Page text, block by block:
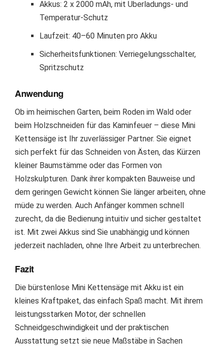
Akkus: 2 x 2000 mAh, mit Überladungs- und
Temperatur-Schutz
Laufzeit: 40–60 Minuten pro Akku
Sicherheitsfunktionen: Verriegelungsschalter,
Spritzschutz
Anwendung
Ob im heimischen Garten, beim Roden im Wald oder
beim Holzschneiden für das Kaminfeuer – diese Mini
Kettensäge ist Ihr zuverlässiger Partner. Sie eignet
sich perfekt für das Schneiden von Ästen, das Kürzen
kleiner Baumstämme oder das Formen von
Holzskulpturen. Dank ihrer kompakten Bauweise und
dem geringen Gewicht können Sie länger arbeiten, ohne
müde zu werden. Auch Anfänger kommen schnell
zurecht, da die Bedienung intuitiv und sicher gestaltet
ist. Mit zwei Akkus sind Sie unabhängig und können
jederzeit nachladen, ohne Ihre Arbeit zu unterbrechen.
Fazit
Die bürstenlose Mini Kettensäge mit Akku ist ein
kleines Kraftpaket, das einfach Spaß macht. Mit ihrem
leistungsstarken Motor, der schnellen
Schneidgeschwindigkeit und der praktischen
Ausstattung setzt sie neue Maßstäbe in Sachen